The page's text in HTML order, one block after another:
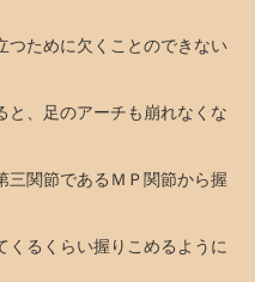
つために欠くことのできない
と、足のアーチも崩れなくな
三関節であるＭＰ関節から握
くるくらい握りこめるように